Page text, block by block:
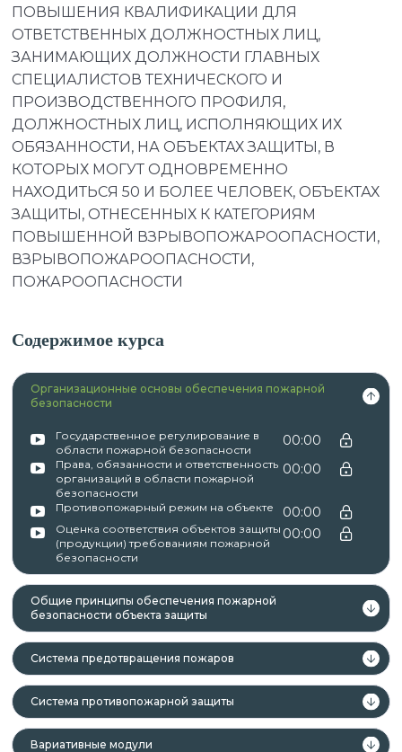
ПОВЫШЕНИЯ КВАЛИФИКАЦИИ ДЛЯ
ОТВЕТСТВЕННЫХ ДОЛЖНОСТНЫХ ЛИЦ,
ЗАНИМАЮЩИХ ДОЛЖНОСТИ ГЛАВНЫХ
СПЕЦИАЛИСТОВ ТЕХНИЧЕСКОГО И
ПРОИЗВОДСТВЕННОГО ПРОФИЛЯ,
ДОЛЖНОСТНЫХ ЛИЦ, ИСПОЛНЯЮЩИХ ИХ
ОБЯЗАННОСТИ, НА ОБЪЕКТАХ ЗАЩИТЫ, В
КОТОРЫХ МОГУТ ОДНОВРЕМЕННО
НАХОДИТЬСЯ 50 И БОЛЕЕ ЧЕЛОВЕК, ОБЪЕКТАХ
ЗАЩИТЫ, ОТНЕСЕННЫХ К КАТЕГОРИЯМ
ПОВЫШЕННОЙ ВЗРЫВОПОЖАРООПАСНОСТИ,
ВЗРЫВОПОЖАРООПАСНОСТИ,
ПОЖАРООПАСНОСТИ
Содержимое курса
Организационные основы обеспечения пожарной
безопасности
Государственное регулирование в
области пожарной безопасности
00:00
Права, обязанности и ответственность
организаций в области пожарной
безопасности
00:00
Противопожарный режим на объекте 00:00
Оценка соответствия объектов защиты
(продукции) требованиям пожарной
безопасности
00:00
Общие принципы обеспечения пожарной
безопасности объекта защиты
Система предотвращения пожаров
Система противопожарной защиты
Вариативные модули